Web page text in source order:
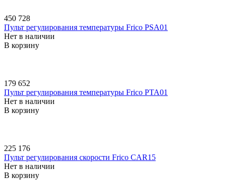
450 728
Пульт регулирования температуры Frico PSA01
Нет в наличии
В корзину
179 652
Пульт регулирования температуры Frico PTA01
Нет в наличии
В корзину
225 176
Пульт регулирования скорости Frico CAR15
Нет в наличии
В корзину